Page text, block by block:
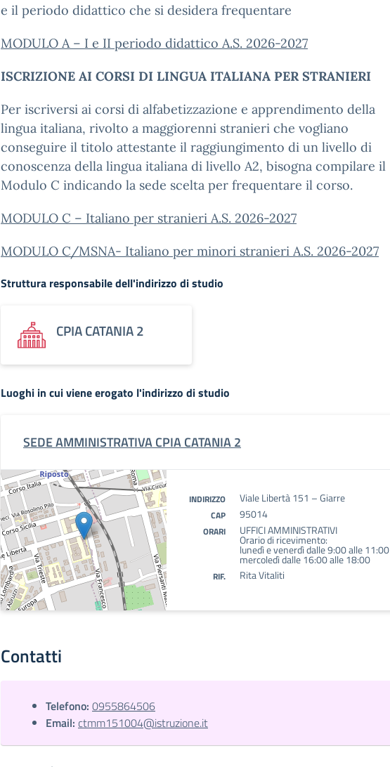
e il periodo didattico che si desidera frequentare
MODULO A – I e II periodo didattico A.S. 2026-2027
ISCRIZIONE AI CORSI DI LINGUA ITALIANA PER STRANIERI
Per iscriversi ai corsi di alfabetizzazione e apprendimento della
lingua italiana, rivolto a maggiorenni stranieri che vogliano
conseguire il titolo attestante il raggiungimento di un livello di
conoscenza della lingua italiana di livello A2, bisogna compilare il
Modulo C indicando la sede scelta per frequentare il corso.
MODULO C – Italiano per stranieri A.S. 2026-2027
MODULO C/MSNA- Italiano per minori stranieri A.S. 2026-2027
Struttura responsabile dell'indirizzo di studio
CPIA CATANIA 2
Luoghi in cui viene erogato l'indirizzo di studio
SEDE AMMINISTRATIVA CPIA CATANIA 2
INDIRIZZO Viale Libertà 151 – Giarre
CAP 95014
ORARI UFFICI AMMINISTRATIVI
Orario di ricevimento:
lunedì e venerdì dalle 9:00 alle 11:00
mercoledì dalle 16:00 alle 18:00
RIF. Rita Vitaliti
Contatti
Telefono: 0955864506
Email: ctmm151004@istruzione.it